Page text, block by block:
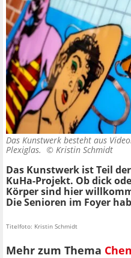
Das Kunstwerk besteht aus
Plexiglas. © Kristin Schmidt
Das Kunstwerk ist Teil
KuHa-Projekt. Ob dick
Körper sind hier
Die Senioren im Foyer
Titelfoto: Kristin Schmidt
Mehr zum Thema